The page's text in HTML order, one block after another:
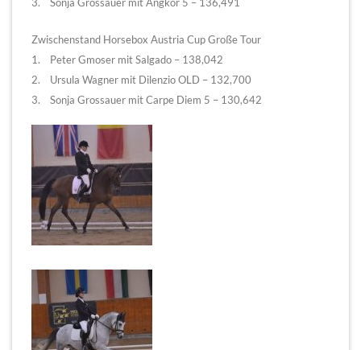
Zwischenstand Horsebox Austria Cup Große Tour
1. Peter Gmoser mit Salgado – 138,042
2. Ursula Wagner mit Dilenzio OLD – 132,700
3. Sonja Grossauer mit Carpe Diem 5 – 130,642